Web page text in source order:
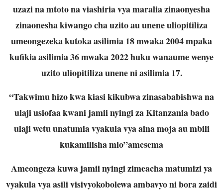
uzazi na mtoto na viashiria vya maralia zinaonyesha
zinaonesha kiwango cha uzito au unene uliopitiliza
umeongezeka kutoka asilimia 18 mwaka 2004 mpaka
kufikia asilimia 36 mwaka 2022 huku wanaume wenye
uzito uliopitiliza unene ni asilimia 17.
“Takwimu hizo kwa kiasi kikubwa zinasababishwa na
ulaji usiofaa kwani jamii nyingi za Kitanzania bado
ulaji wetu unatumia vyakula vya aina moja au mbili
kukamilisha mlo”amesema
Ameongeza kuwa jamii nyingi zimeacha matumizi ya
vyakula vya asili visivyokobolewa ambavyo ni bora zaidi